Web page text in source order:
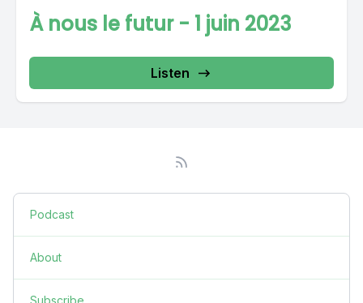
À nous le futur - 1 juin 2023
Listen
Podcast
About
Subscribe